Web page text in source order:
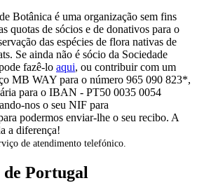
Botânica é uma organização sem fins
quotas de sócios e de donativos para o
das espécies de flora nativas de
Se ainda não é sócio da Sociedade
fazê-lo aqui, ou contribuir com um
MB WAY para o número 965 090 823*,
para o IBAN - PT50 0035 0054
nos o seu NIF para
podermos enviar-lhe o seu recibo. A
a diferença!
de atendimento telefónico.
Portugal